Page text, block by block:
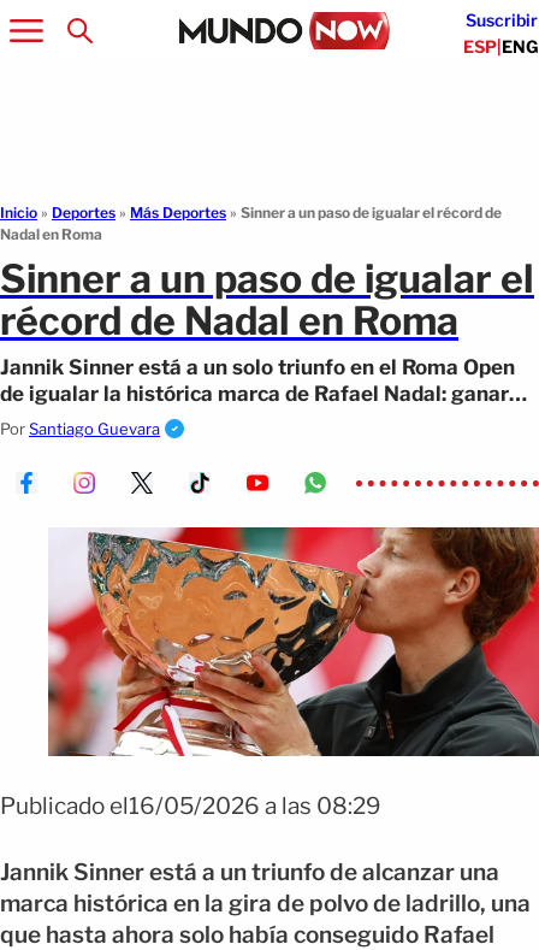
Suscribir
ESP|ENG
Inicio » Deportes » Más Deportes » Sinner a un paso de igualar el récord de
Nadal en Roma
Sinner a un paso de igualar el
récord de Nadal en Roma
Jannik Sinner está a un solo triunfo en el Roma Open
de igualar la histórica marca de Rafael Nadal: ganar
Montecarlo, Madrid y Roma.
PorSantiago Guevara
Publicado el16/05/2026 a las 08:29
Jannik Sinner está a un triunfo de alcanzar una
marca histórica en la gira de polvo de ladrillo, una
que hasta ahora solo había conseguido Rafael